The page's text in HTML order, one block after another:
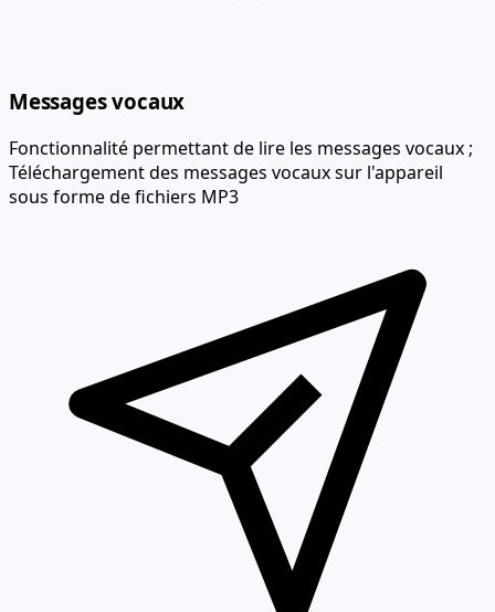
Messages vocaux
Fonctionnalité permettant de lire les messages vocaux ;
Téléchargement des messages vocaux sur l'appareil
sous forme de fichiers MP3